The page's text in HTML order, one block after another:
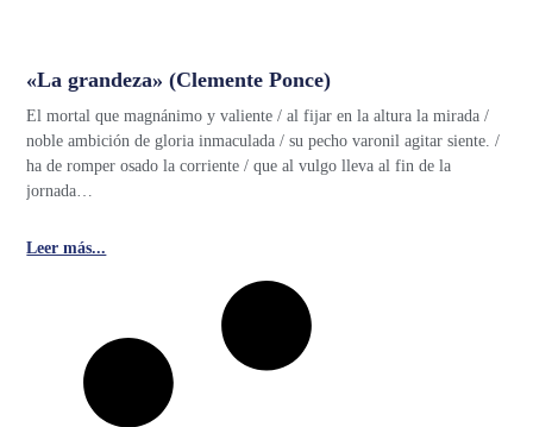
«La grandeza» (Clemente Ponce)
El mortal que magnánimo y valiente / al fijar en la altura la mirada /
noble ambición de gloria inmaculada / su pecho varonil agitar siente. /
ha de romper osado la corriente / que al vulgo lleva al fin de la
jornada…
Leer más...